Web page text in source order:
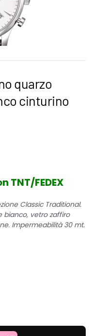
quarzo
cinturino
TNT/FEDEX
Classic Traditional.
bianco, vetro zaffiro
Impermeabilità 30 mt.